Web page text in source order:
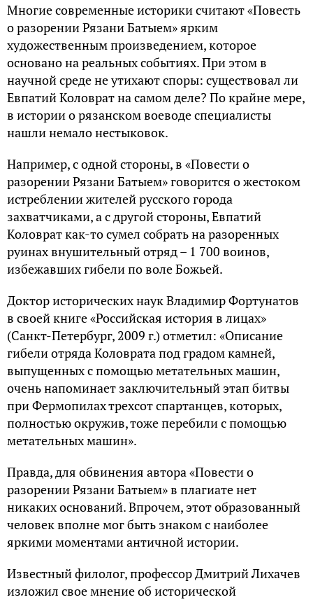
Многие современные историки считают «Повесть
о разорении Рязани Батыем» ярким
художественным произведением, которое
основано на реальных событиях. При этом в
научной среде не утихают споры: существовал ли
Евпатий Коловрат на самом деле? По крайне мере,
в истории о рязанском воеводе специалисты
нашли немало нестыковок.
Например, с одной стороны, в «Повести о
разорении Рязани Батыем» говорится о жестоком
истреблении жителей русского города
захватчиками, а с другой стороны, Евпатий
Коловрат как-то сумел собрать на разоренных
руинах внушительный отряд – 1 700 воинов,
избежавших гибели по воле Божьей.
Доктор исторических наук Владимир Фортунатов
в своей книге «Российская история в лицах»
(Санкт-Петербург, 2009 г.) отметил: «Описание
гибели отряда Коловрата под градом камней,
выпущенных с помощью метательных машин,
очень напоминает заключительный этап битвы
при Фермопилах трехсот спартанцев, которых,
полностью окружив, тоже перебили с помощью
метательных машин».
Правда, для обвинения автора «Повести о
разорении Рязани Батыем» в плагиате нет
никаких оснований. Впрочем, этот образованный
человек вполне мог быть знаком с наиболее
яркими моментами античной истории.
Известный филолог, профессор Дмитрий Лихачев
изложил свое мнение об исторической